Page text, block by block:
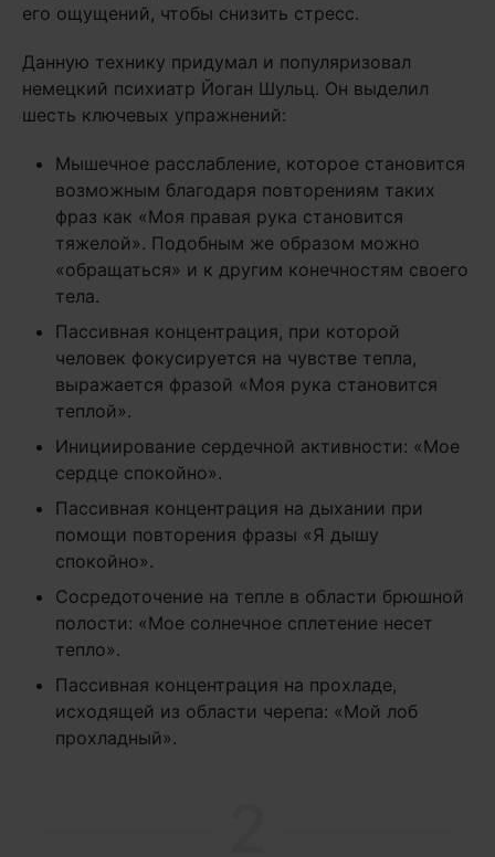
его ощущений, чтобы снизить стресс.
Данную технику придумал и популяризовал
немецкий психиатр Йоган Шульц. Он выделил
шесть ключевых упражнений:
Мышечное расслабление, которое становится
возможным благодаря повторениям таких
фраз как «Моя правая рука становится
тяжелой». Подобным же образом можно
«обращаться» и к другим конечностям своего
тела.
Пассивная концентрация, при которой
человек фокусируется на чувстве тепла,
выражается фразой «Моя рука становится
теплой».
Инициирование сердечной активности: «Мое
сердце спокойно».
Пассивная концентрация на дыхании при
помощи повторения фразы «Я дышу
спокойно».
Сосредоточение на тепле в области брюшной
полости: «Мое солнечное сплетение несет
тепло».
Пассивная концентрация на прохладе,
исходящей из области черепа: «Мой лоб
прохладный».